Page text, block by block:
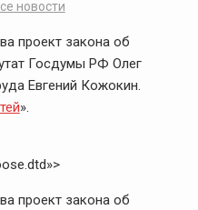
новости
проект закона об
Госдумы РФ Олег
Евгений Кожокин.
».
проект закона об